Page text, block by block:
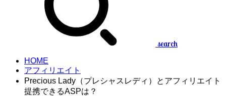
search
HOME
アフィリエイト
Precious Lady（プレシャスレディ）とアフィリエイト
提携できるASPは？